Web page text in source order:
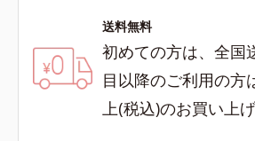
送料無料
初めての方は、全国
目以降のご利用の方
上(税込)のお買い上